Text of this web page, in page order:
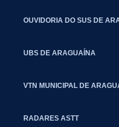
OUVIDORIA DO SUS DE
UBS DE ARAGUAÍNA
VTN MUNICIPAL DE
RADARES ASTT